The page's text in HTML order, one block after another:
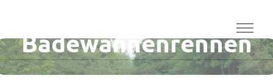
Badewannenrennen